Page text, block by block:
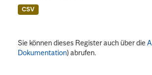
CSV
Sie können dieses Register auch über die
Dokumentation) abrufen.